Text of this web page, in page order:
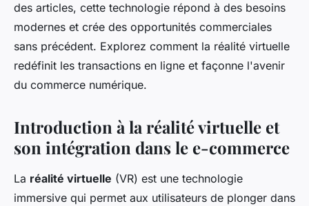
des articles, cette technologie répond à des besoins
modernes et crée des opportunités commerciales
sans précédent. Explorez comment la réalité virtuelle
redéfinit les transactions en ligne et façonne l'avenir
du commerce numérique.
Introduction à la réalité virtuelle et
son intégration dans le e-commerce
La réalité virtuelle (VR) est une technologie
immersive qui permet aux utilisateurs de plonger dans